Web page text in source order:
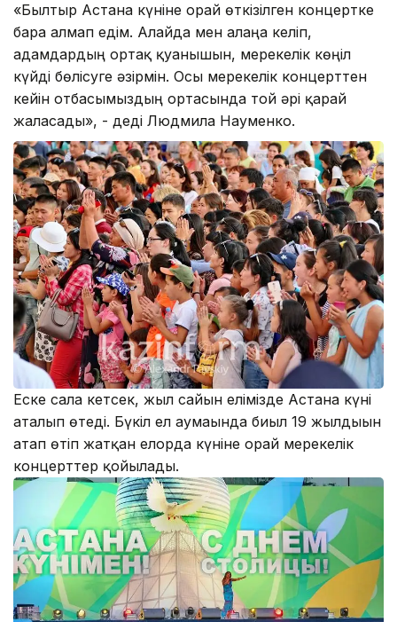
«Былтыр Астана күніне орай өткізілген концертке
бара алмап едім. Алайда мен алаңға келіп,
адамдардың ортақ қуанышын, мерекелік көңіл
күйді бөлісуге әзірмін. Осы мерекелік концерттен
кейін отбасымыздың ортасында той әрі қарай
жалғасады», - деді Людмила Науменко.
Еске сала кетсек, жыл сайын елімізде Астана күні
аталып өтеді. Бүкіл ел аумағында биыл 19 жылдығын
атап өтіп жатқан елорда күніне орай мерекелік
концерттер қойылады.